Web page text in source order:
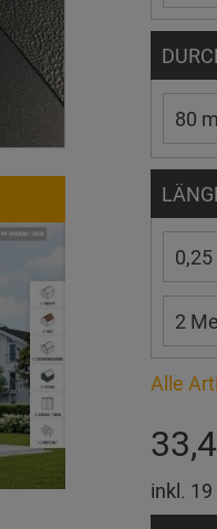
80
2
Alle
inkl.